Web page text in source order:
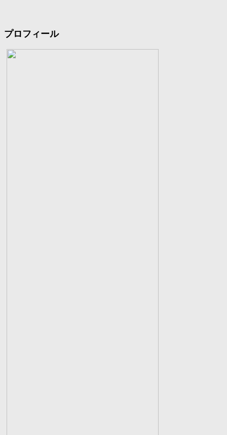
プロフィール